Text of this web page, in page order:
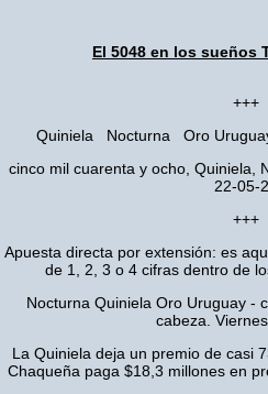
El 5048 en los sueños
+++
Quiniela Nocturna Oro
cinco mil cuarenta y ocho, Quiniela,
22-05-
+++
Apuesta directa por extensión: es
de 1, 2, 3 o 4 cifras dentro de
Nocturna Quiniela Oro Uruguay -
cabeza.
La Quiniela deja un premio de casi
Chaqueña paga $18,3 millones en